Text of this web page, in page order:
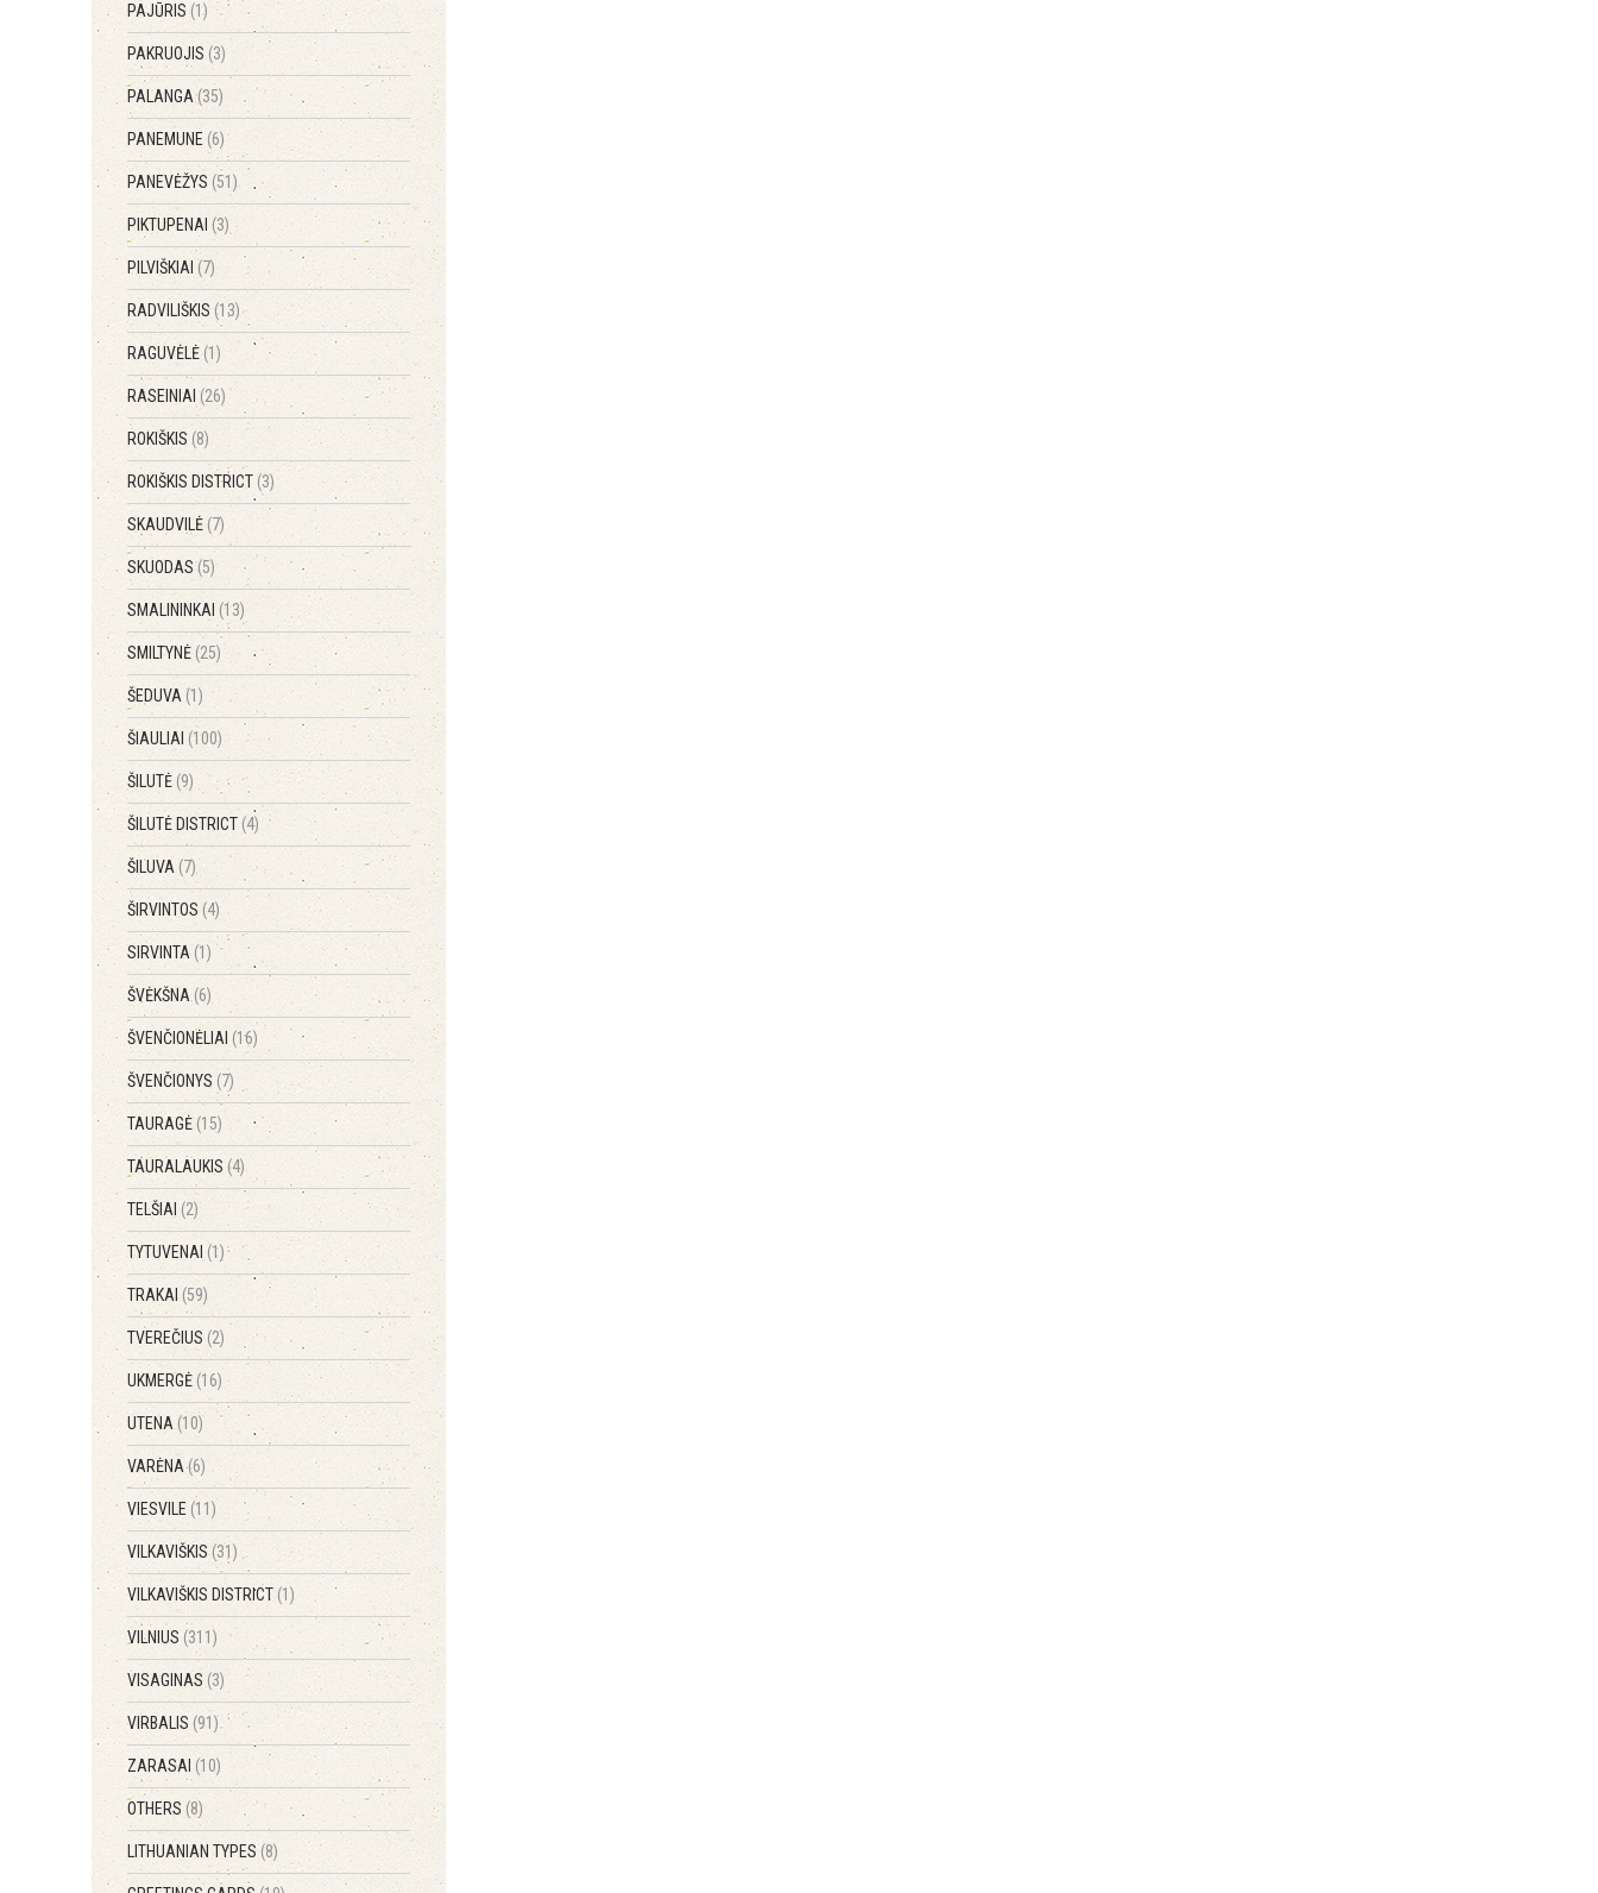
PAJŪRIS(1)
PAKRUOJIS (3)
PALANGA(35)
PANEMUNE (6)
PANEVĖŽYS (51)
PIKTUPENAI (3)
PILVIŠKIAI (7)
RADVILIŠKIS (13)
RAGUVĖLĖ (1)
RASEINIAI(26)
ROKIŠKIS (8)
ROKIŠKIS DISTRICT (3)
SKAUDVILĖ(7)
SKUODAS(5)
SMALININKAI (13)
SMILTYNĖ (25)
ŠEDUVA (1)
ŠIAULIAI (100)
ŠILUTĖ (9)
ŠILUTĖ DISTRICT (4)
ŠILUVA (7)
ŠIRVINTOS (4)
SIRVINTA (1)
ŠVĖKŠNA (6)
ŠVENČIONĖLIAI (16)
ŠVENČIONYS (7)
TAURAGĖ(15)
TAURALAUKIS (4)
TELŠIAI (2)
TYTUVENAI (1)
TRAKAI (59)
TVEREČIUS (2)
UKMERGĖ (16)
UTENA (10)
VARĖNA(6)
VIESVILE (11)
VILKAVIŠKIS(31)
VILKAVIŠKIS DISTRICT (1)
VILNIUS (311)
VISAGINAS (3)
VIRBALIS (91)
ZARASAI (10)
OTHERS (8)
LITHUANIAN TYPES (8)